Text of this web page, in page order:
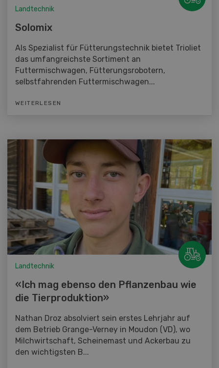
Landtechnik
Solomix
Als Spezialist für Fütterungstechnik bietet Trioliet
das umfangreichste Sortiment an
Futtermischwagen, Fütterungsrobotern,
selbstfahrenden Futtermischwagen...
WEITERLESEN
Landtechnik
«Ich mag ebenso den Pflanzenbau wie
die Tierproduktion»
Nathan Droz absolviert sein erstes Lehrjahr auf
dem Betrieb Grange-Verney in Moudon (VD), wo
Milchwirtschaft, Scheinemast und Ackerbau zu
den wichtigsten B...